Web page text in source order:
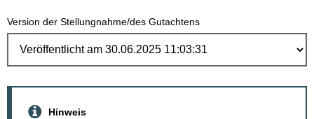
Version der Stellungnahme/des Gutachtens
Hinweis